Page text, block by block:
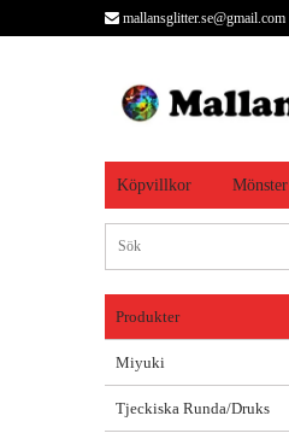
mallansglitter.se@gmail.com
Köpvillkor Mönster
Produkter
Miyuki
Tjeckiska Runda/Druks